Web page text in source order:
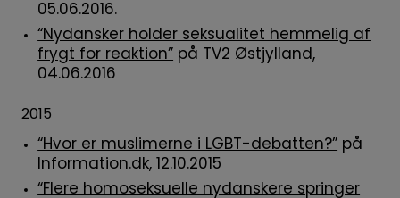
05.06.2016.
“Nydansker holder seksualitet hemmelig af
frygt for reaktion” på TV2 Østjylland,
04.06.2016
2015
“Hvor er muslimerne i LGBT-debatten?” på
Information.dk, 12.10.2015
“Flere homoseksuelle nydanskere springer